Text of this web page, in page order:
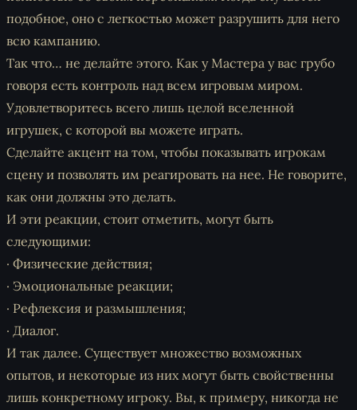
подобное, оно с легкостью может разрушить для него
всю кампанию.
Так что… не делайте этого. Как у Мастера у вас грубо
говоря есть контроль над всем игровым миром.
Удовлетворитесь всего лишь целой вселенной
игрушек, с которой вы можете играть.
Сделайте акцент на том, чтобы показывать игрокам
сцену и позволять им реагировать на нее. Не говорите,
как они должны это делать.
И эти реакции, стоит отметить, могут быть
следующими:
· Физические действия;
· Эмоциональные реакции;
· Рефлексия и размышления;
· Диалог.
И так далее. Существует множество возможных
опытов, и некоторые из них могут быть свойственны
лишь конкретному игроку. Вы, к примеру, никогда не